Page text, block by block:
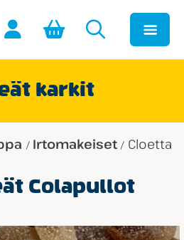
karkit
/ Irtomakeiset / Cloetta
Colapullot